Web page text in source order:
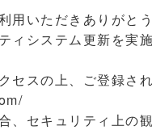
用いただきありがとう
ィシステム更新を実
セスの上、ご登録さ
、セキュリティ上の